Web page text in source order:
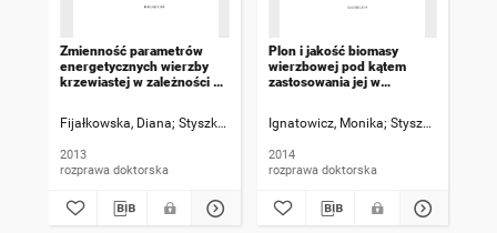
Zmienność parametrów
energetycznych wierzby
krzewiastej w zależności od
Fijałkowska, Diana Styszko, Leszek [Promotor] Krzemieniewski,
2013
rozprawa doktorska
Plon i jakość biomasy
wierzbowej pod kątem
zastosowania jej w
Ignatowicz, Monika Styszko, Leszek
2014
rozprawa doktorska